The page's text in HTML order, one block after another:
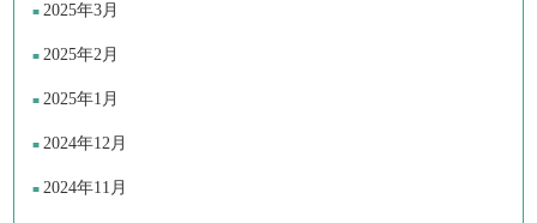
2025年3月
2025年2月
2025年1月
2024年12月
2024年11月